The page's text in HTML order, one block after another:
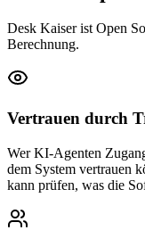
Desk Kaiser ist Open
Berechnung.
Vertrauen durch
Wer KI-Agenten
dem System vertrauen
kann prüfen, was die